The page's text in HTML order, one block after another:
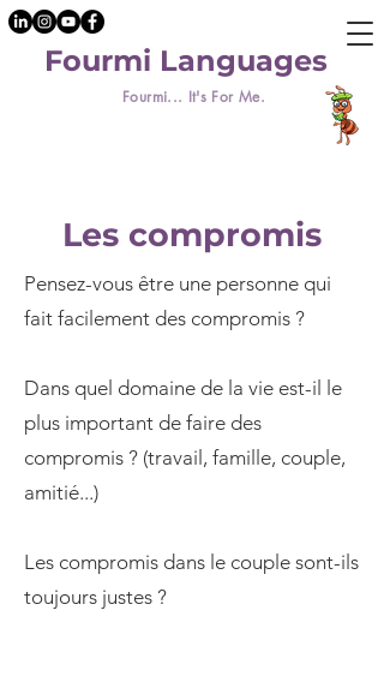
Fourmi... It's For Me.
Fourmi Languages
Les compromis
Pensez-vous être une personne qui
fait facilement des compromis ?
Dans quel domaine de la vie est-il le
plus important de faire des
compromis ? (travail, famille, couple,
amitié...)
Les compromis dans le couple sont-ils
toujours justes ?